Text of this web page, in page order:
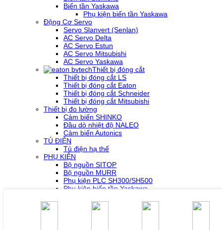
Biến tần Yaskawa
Phụ kiện biến tần Yaskawa
Động Cơ Servo
Servo Slanvert (Senlan)
AC Servo Delta
AC Servo Estun
AC Servo Mitsubishi
AC Servo Yaskawa
Thiết bị đóng cắt
Thiết bị đóng cắt LS
Thiết bị đóng cắt Eaton
Thiết bị đóng cắt Schneider
Thiết bị đóng cắt Mitsubishi
Thiết bị đo lường
Cảm biến SHINKO
Đầu dò nhiệt độ NALEO
Cảm biến Autonics
TỦ ĐIỆN
Tủ điện hạ thế
PHỤ KIỆN
Bộ nguồn SITOP
Bộ nguồn MURR
Phụ kiện PLC SH300/SH500
Phụ kiện biến tần Yaskawa
Phụ kiện Servo Sigma 7
HỖ TRỢ KỸ THUẬT